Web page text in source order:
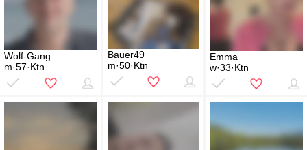
Wolf-Gang
m·57·Ktn
Bauer49
m·50·Ktn
Emma
w·33·Ktn